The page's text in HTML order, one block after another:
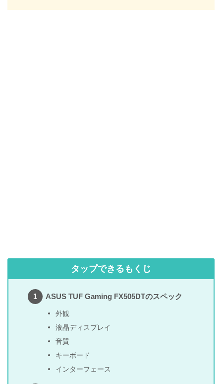
タップできるもくじ
ASUS TUF Gaming FX505DTのスペック
外観
液晶ディスプレイ
音質
キーボード
インターフェース